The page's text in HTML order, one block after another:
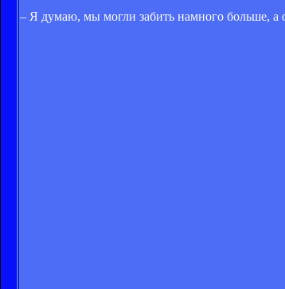
– Я думаю, мы могли забить намного больше, а